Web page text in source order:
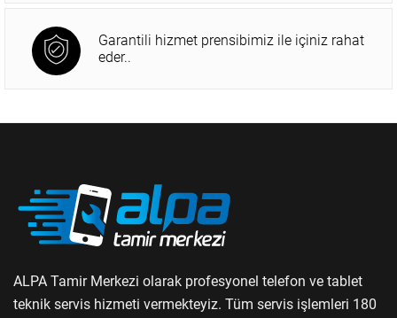
Garantili hizmet prensibimiz ile içiniz rahat
eder..
ALPA Tamir Merkezi olarak profesyonel telefon ve tablet
teknik servis hizmeti vermekteyiz. Tüm servis işlemleri 180